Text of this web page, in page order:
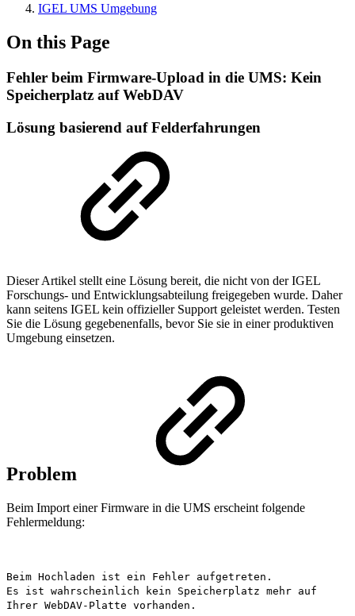
IGEL UMS Umgebung
On this Page
Fehler beim Firmware-Upload in die UMS: Kein
Speicherplatz auf WebDAV
Lösung basierend auf Felderfahrungen
Dieser Artikel stellt eine Lösung bereit, die nicht von der IGEL
Forschungs- und Entwicklungsabteilung freigegeben wurde. Daher
kann seitens IGEL kein offizieller Support geleistet werden. Testen
Sie die Lösung gegebenenfalls, bevor Sie sie in einer produktiven
Umgebung einsetzen.
Problem
Beim Import einer Firmware in die UMS erscheint folgende
Fehlermeldung:
Beim Hochladen ist ein Fehler aufgetreten.
Es ist wahrscheinlich kein Speicherplatz mehr auf
Ihrer WebDAV-Platte vorhanden.